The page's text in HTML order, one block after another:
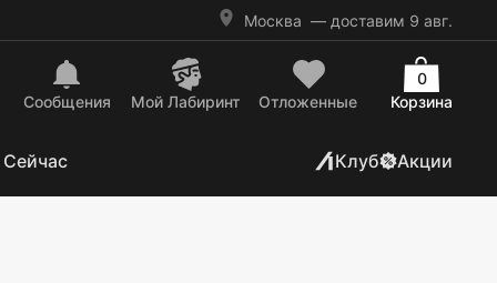
Москва — доставим 9 авг.
Сообщения Mой Лабиринт Отложенные Корзина
0
Клуб Акции